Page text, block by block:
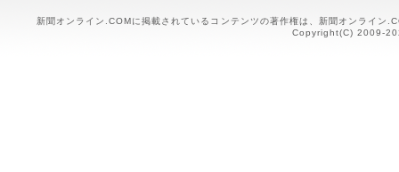
新聞オンライン.COMに掲載されているコンテンツの著作権は、新聞オンライン
Copyright(C) 2009-